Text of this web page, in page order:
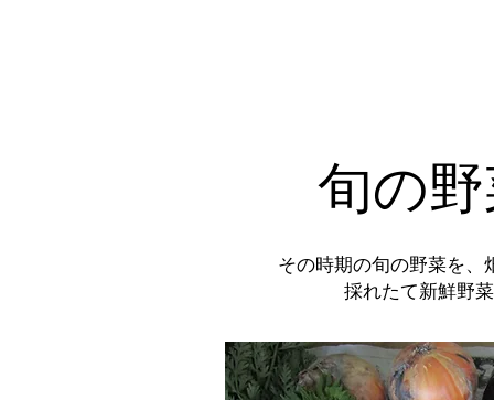
旬の
その時期の旬の野菜を、
採れたて新鮮野